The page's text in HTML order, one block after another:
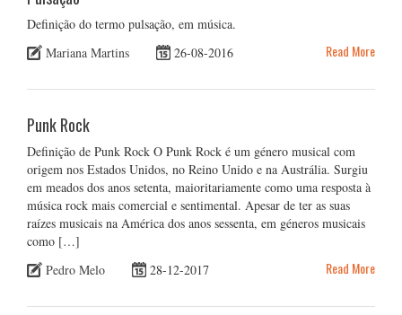
Definição do termo pulsação, em música.
Mariana Martins
26-08-2016 Read More
Punk Rock
Definição de Punk Rock O Punk Rock é um género musical com
origem nos Estados Unidos, no Reino Unido e na Austrália. Surgiu
em meados dos anos setenta, maioritariamente como uma resposta à
música rock mais comercial e sentimental. Apesar de ter as suas
raízes musicais na América dos anos sessenta, em géneros musicais
como […]
Pedro Melo
28-12-2017 Read More